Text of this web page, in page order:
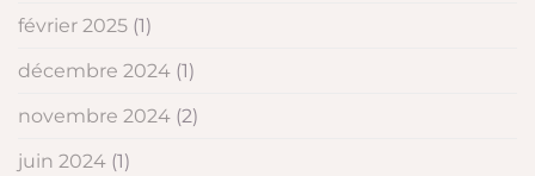
février 2025 (1)
décembre 2024 (1)
novembre 2024 (2)
juin 2024 (1)